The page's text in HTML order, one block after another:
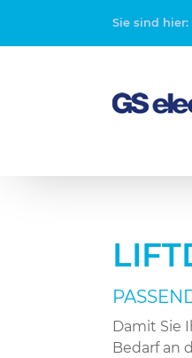
Sie sind hier:
Damit Sie
Bedarf an